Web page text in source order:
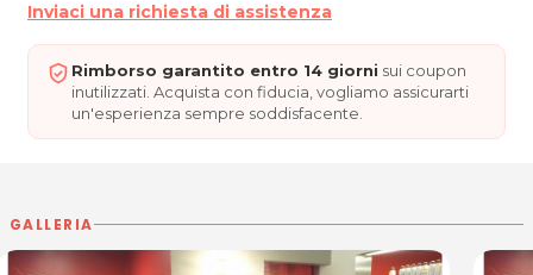
scrivi aposta@espevia.it.
Inviaci una richiesta di assistenza
Rimborso garantito entro 14 giorni sui coupon
inutilizzati. Acquista con fiducia, vogliamo assicurarti
un'esperienza sempre soddisfacente.
GALLERIA